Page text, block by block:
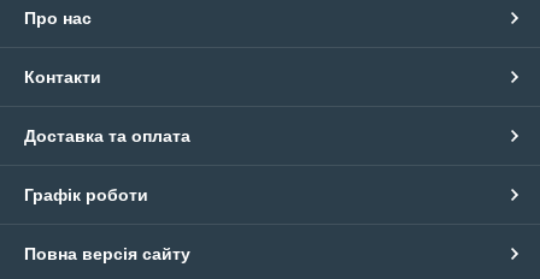
Про нас
Контакти
Доставка та оплата
Графік роботи
Повна версія сайту